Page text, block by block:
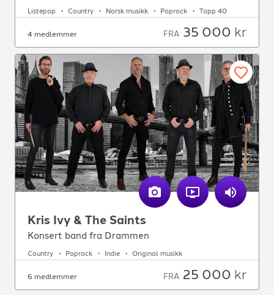
Listepop Country Norsk musikk Poprock Topp 40
4 medlemmer FRA 35 000 kr
Kris Ivy & The Saints
Konsert band fra Drammen
Country Poprock Indie Original musikk
6 medlemmer FRA 25 000 kr